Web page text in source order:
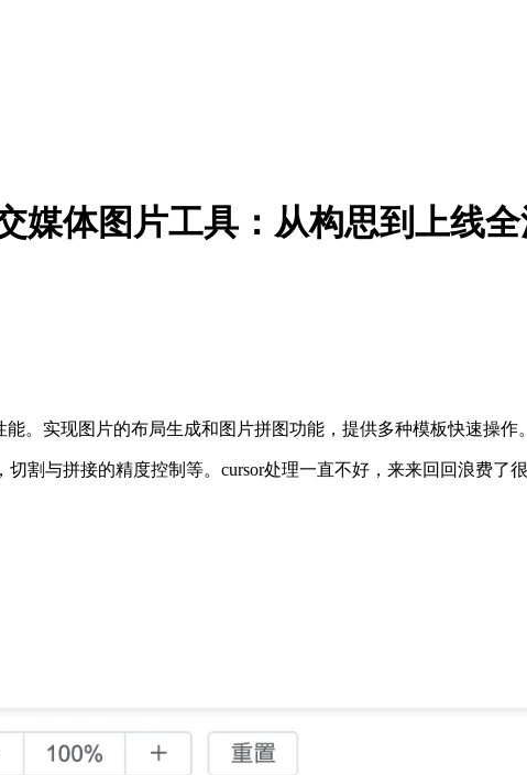
媒体图片工具：从构思到上线
。实现图片的布局生成和图片拼图功能，提供多种模板快速操作。
割与拼接的精度控制等。cursor处理一直不好，来来回回浪费了